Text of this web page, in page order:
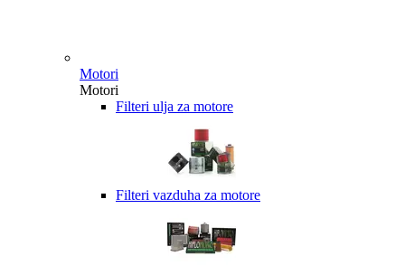
Motori
Motori
Filteri ulja za motore
Filteri vazduha za motore